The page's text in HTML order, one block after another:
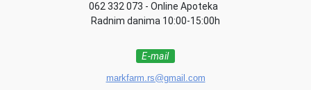
062 332 073 - Online Apoteka
Radnim danima 10:00-15:00h
E-mail
markfarm.rs@gmail.com